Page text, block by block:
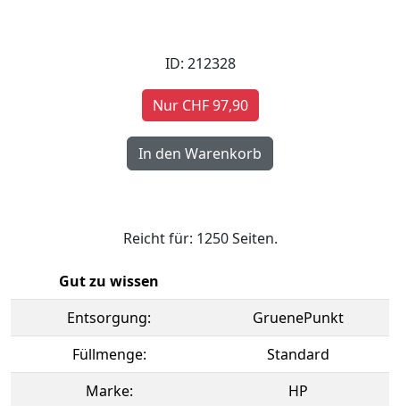
ID: 212328
Nur CHF 97,90
Reicht für: 1250 Seiten.
Gut zu wissen
Entsorgung:
GruenePunkt
Füllmenge:
Standard
Marke:
HP